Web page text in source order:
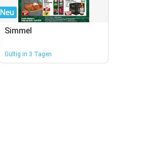
Neu
Simmel
Gültig in 3 Tagen